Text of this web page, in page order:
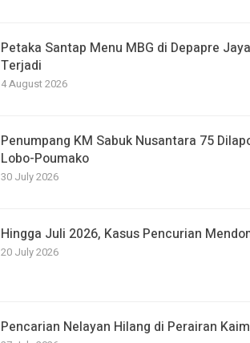
Petaka Santap Menu MBG di Depapre
Terjadi
4 August 2026
Penumpang KM Sabuk Nusantara 75
Lobo-Poumako
30 July 2026
Hingga Juli 2026, Kasus Pencurian
20 July 2026
Pencarian Nelayan Hilang di Perairan